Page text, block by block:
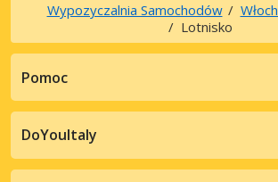
Wypozyczalnia Samochodów
Lotnisko
Pomoc
DoYouItaly